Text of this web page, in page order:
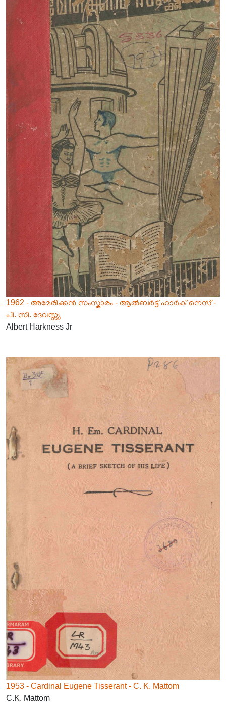
1962 - അമേരിക്കൻ സംസ്കാരം - ആൽബർട്ട് ഹാർക് നെസ് -
പി. സി. ദേവസ്സ്യ
Albert Harkness Jr
1953 - Cardinal Eugene Tisserant - C. K. Mattom
C.K. Mattom